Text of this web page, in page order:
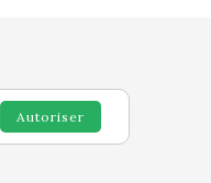
Autoriser